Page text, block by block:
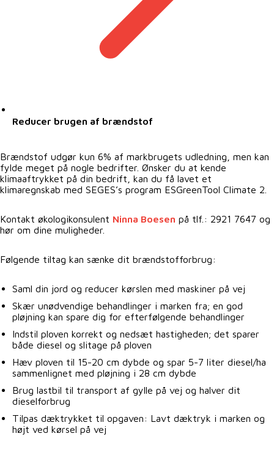
Reducer brugen af brændstof
Brændstof udgør kun 6% af markbrugets udledning, men kan
fylde meget på nogle bedrifter. Ønsker du at kende
klimaaftrykket på din bedrift, kan du få lavet et
klimaregnskab med SEGES’s program ESGreenTool Climate 2.
Kontakt økologikonsulent Ninna Boesen på tlf.: 2921 7647 og
hør om dine muligheder.
Følgende tiltag kan sænke dit brændstofforbrug:
Saml din jord og reducer kørslen med maskiner på vej
Skær unødvendige behandlinger i marken fra; en god
pløjning kan spare dig for efterfølgende behandlinger
Indstil ploven korrekt og nedsæt hastigheden; det sparer
både diesel og slitage på ploven
Hæv ploven til 15-20 cm dybde og spar 5-7 liter diesel/ha
sammenlignet med pløjning i 28 cm dybde
Brug lastbil til transport af gylle på vej og halver dit
dieselforbrug
Tilpas dæktrykket til opgaven: Lavt dæktryk i marken og
højt ved kørsel på vej